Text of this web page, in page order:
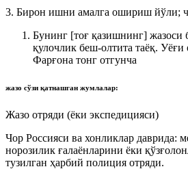
3. Бирон ишни амалга ошириш йўли;
Бунинг [тоғ қазишнинг] жазоси
қулочлик беш-олтита таёқ. Уёғи
Фарғона тонг отгунча
жазо сўзи қатнашган жумлалар:
Жазо отряди (ёки экспедицияси)
Чор Россияси ва хонликлар даврида:
норозилик ғалаёнларини ёки
тузилган ҳарбий полиция отряди.